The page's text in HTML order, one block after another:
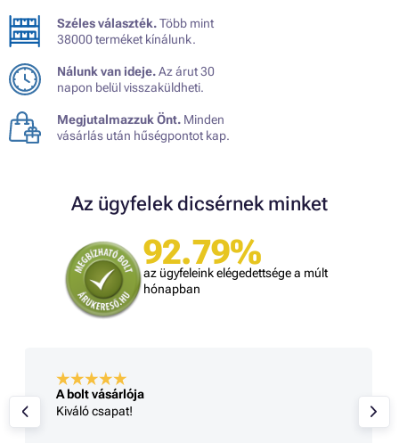
Széles választék.Több mint
38000 terméket kínálunk.
Nálunk van ideje.Az árut 30
napon belül visszaküldheti.
Megjutalmazzuk Önt. Minden
vásárlás után hűségpontot kap.
Az ügyfelek dicsérnek minket
92.79%
az ügyfeleink elégedettsége a múlt
hónapban
A bolt vásárlója
Kiváló csapat!